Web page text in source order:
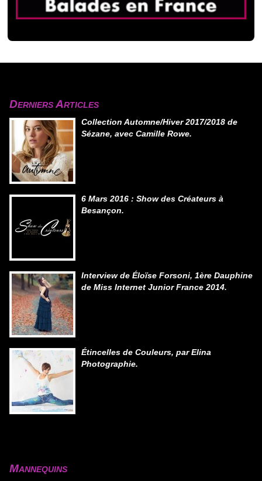
Derniers Articles
Collection Automne/Hiver 2017/2018 de
Sézane, avec Camille Rowe.
6 Mars 2016 : Show des Créateurs à
Besançon.
Interview de Éloïse Forsoni, 1ère Dauphine
de Miss Internet Junior France 2014.
Étincelles de Couleurs, par Elina
Photographie.
Mannequins